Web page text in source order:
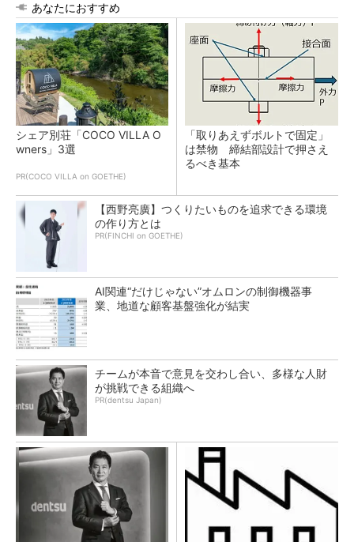
あなたにおすすめ
シェア別荘「COCO VILLA O
wners」3選
PR(COCO VILLA on GOETHE)
「取りあえずボルトで固定」
は禁物 締結部設計で押さえ
るべき基本
【西野亮廣】つくりたいものを追求できる環境
の作り方とは
PR(FINCHI on GOETHE)
AI関連“だけじゃない”オムロンの制御機器事
業、地道な顧客基盤強化が結実
チームが本音で意見を交わし合い、多様な人財
が挑戦できる組織へ
PR(dentsu Japan)